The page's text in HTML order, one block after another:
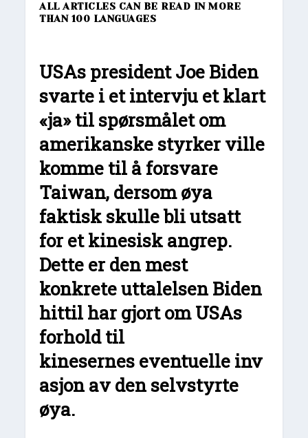
ALL ARTICLES CAN BE READ IN MORE
THAN 100 LANGUAGES
USAs president Joe Biden
svarte i et intervju et klart
«ja» til spørsmålet om
amerikanske styrker ville
komme til å forsvare
Taiwan, dersom øya
faktisk skulle bli utsatt
for et kinesisk angrep.
Dette er den mest
konkrete uttalelsen Biden
hittil har gjort om USAs
forhold til
kinesernes eventuelle inv
asjon av den selvstyrte
øya.